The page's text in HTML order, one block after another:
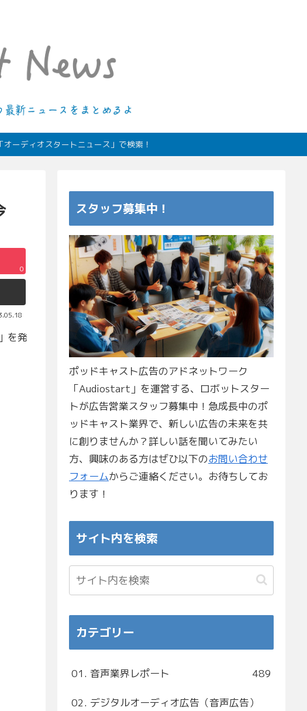
ーディオスタートニュース」で検索！
0
」を発
スタッフ募集中！
ポッドキャスト広告のアドネットワーク
「Audiostart」を運営する、ロボットスター
トが広告営業スタッフ募集中！急成長中のポ
ッドキャスト業界で、新しい広告の未来を共
に創りませんか？詳しい話を聞いてみたい
方、興味のある方はぜひ以下のお問い合わせ
フォームからご連絡ください。お待ちしてお
ります！
サイト内を検索
カテゴリー
01. 音声業界レポート 489
02. デジタルオーディオ広告（音声広告）